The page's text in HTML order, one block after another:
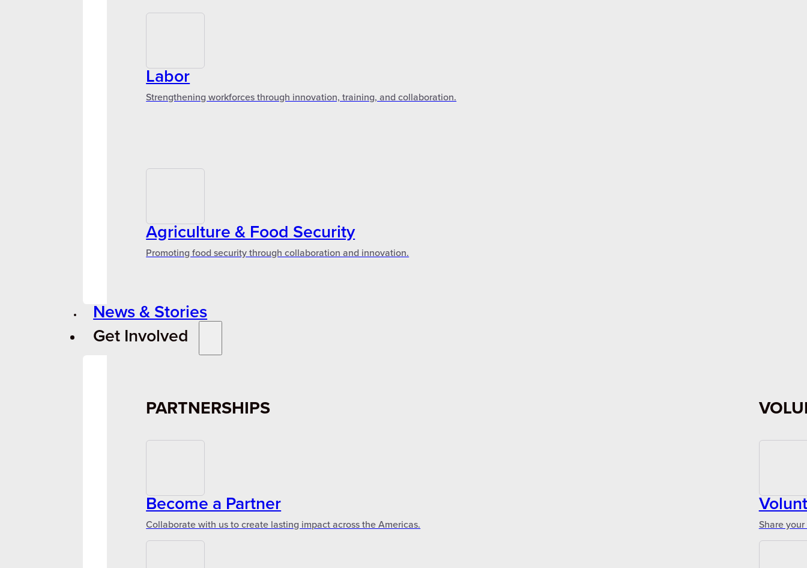
Labor
Strengthening workforces through innovation, training, and collaboration.
Agriculture & Food Security
Promoting food security through collaboration and innovation.
News & Stories
Get Involved
PARTNERSHIPS
Become a Partner
Collaborate with us to create lasting impact across the Americas. Share